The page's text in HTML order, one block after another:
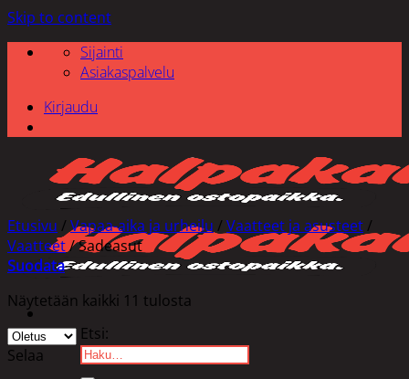
Skip to content
Sijainti
Asiakaspalvelu
Kirjaudu
Etsi:
Etusivu / Vapaa-aika ja urheilu / Vaatteet ja asusteet /
Vaatteet/Sadeasut
Suodata
Näytetään kaikki 11 tulosta
Selaa